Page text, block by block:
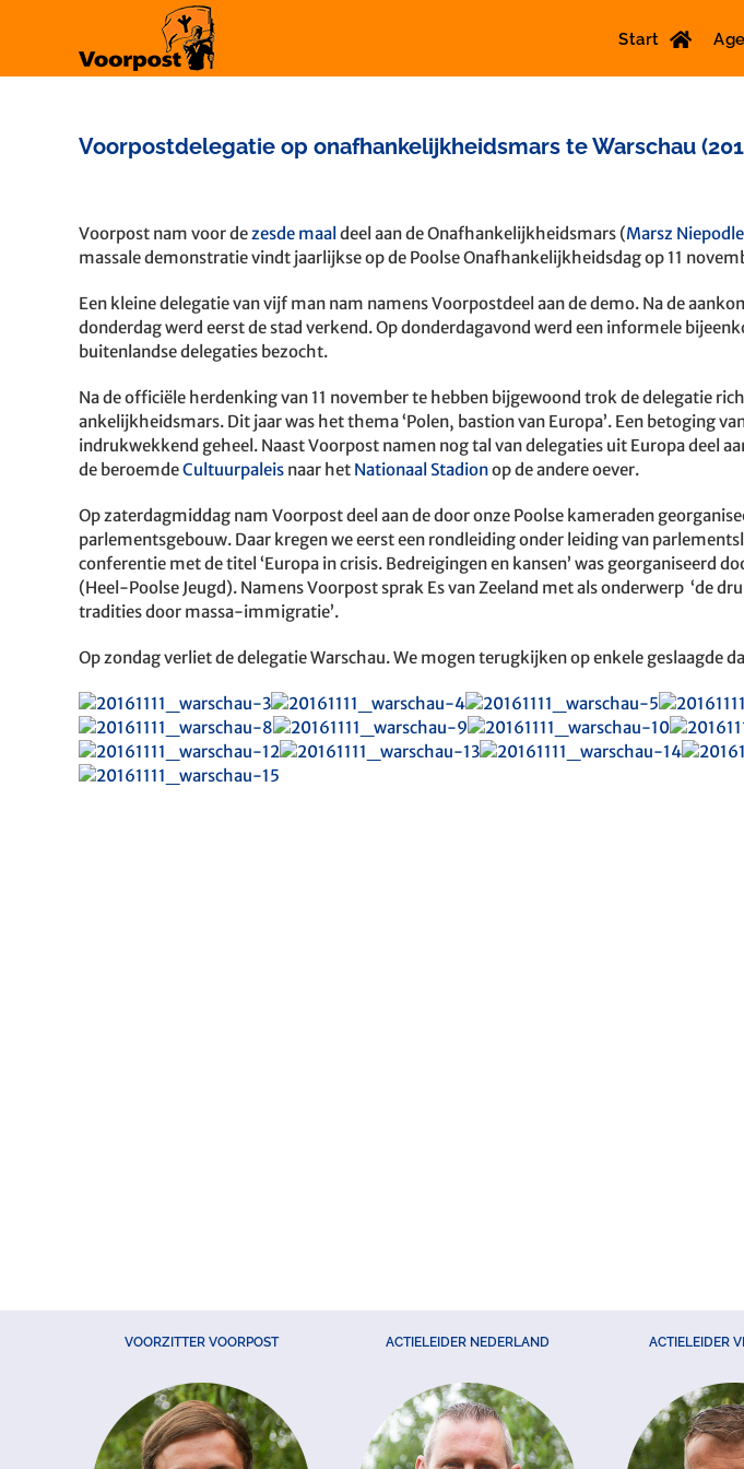
Start
Voorpostdelegatie op onafhankelijkheidsmars te Warschau
grotere
afbeelding
Voorpost nam voor dezesde maal deel aan de Onafhankelijkheidsmars (Marsz
massale demonstratie vindt jaarlijkse op de Poolse Onafhankelijkheidsdag op 11
Een kleine delegatie van vijf man nam namens Voorpostdeel aan de demo. Na de
donderdag werd eerst de stad verkend. Op donderdagavond werd een informele
buitenlandse delegaties bezocht.
Na de officiële herdenking van 11 november te hebben bijgewoond trok de delegatie
ankelijkheidsmars. Dit jaar was het thema ‘Polen, bastion van Europa’. Een betoging
indrukwekkend geheel. Naast Voorpost namen nog tal van delegaties uit Europa deel
de beroemdeCultuurpaleis naar het Nationaal Stadionop de andere oever.
Op zaterdagmiddag nam Voorpost deel aan de door onze Poolse kameraden
parlementsgebouw. Daar kregen we eerst een rondleiding onder leiding van
conferentie met de titel ‘Europa in crisis. Bedreigingen en kansen’ was georganiseerd
(Heel-Poolse Jeugd). Namens Voorpost sprak Es van Zeeland met als onderwerp ‘de
tradities door massa-immigratie’.
Op zondag verliet de delegatie Warschau. We mogen terugkijken op enkele geslaagde
VOORZITTER VOORPOST ACTIELEIDER NEDERLAND ACTIELEIDER